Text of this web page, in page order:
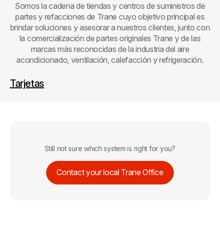
Somos la cadena de tiendas y centros de suministros de
partes y refacciones de Trane cuyo objetivo principal es
brindar soluciones y asesorar a nuestros clientes, junto con
la comercialización de partes originales Trane y de las
marcas más reconocidas de la industria del aire
acondicionado, ventilación, calefacción y refrigeración.
Tarjetas
Still not sure which system is right for you?
Contact your local Trane Office